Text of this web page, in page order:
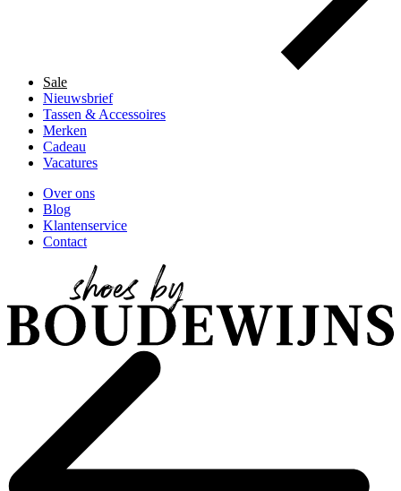
Sale
Nieuwsbrief
Tassen & Accessoires
Merken
Cadeau
Vacatures
Over ons
Blog
Klantenservice
Contact